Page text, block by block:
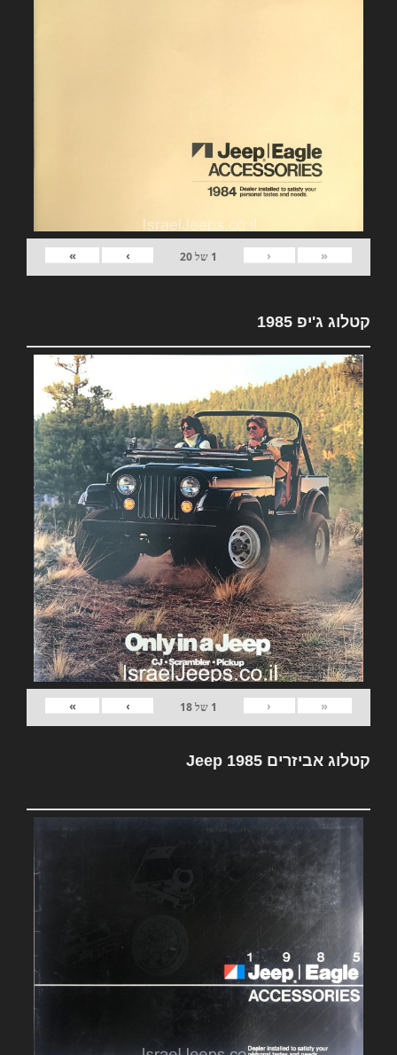
«
‹
1 של20
›
»
קטלוג ג'יפ 1985
«
‹
1 של18
›
»
קטלוג אביזרים Jeep 1985